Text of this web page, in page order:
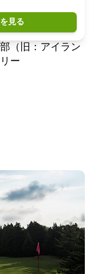
見る
（旧：アイラン
ー)